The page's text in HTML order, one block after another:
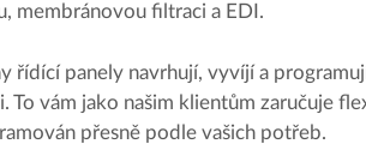
membránovou filtraci a EDI.
řídící panely navrhují, vyvíjí a
To vám jako našim klientům zaručuje
přesně podle vašich potřeb.